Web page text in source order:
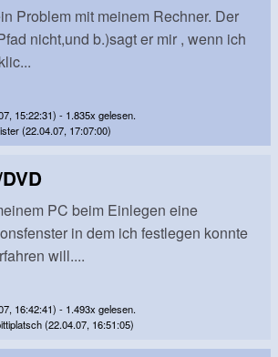
Problem mit meinem Rechner. Der
nicht,und b.)sagt er mir , wenn ich
15:22:31) - 1.835x gelesen.
(22.04.07, 17:07:00)
PC beim Einlegen eine
in dem ich festlegen konnte
will....
16:42:41) - 1.493x gelesen.
(22.04.07, 16:51:05)